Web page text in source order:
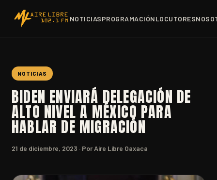
NOTICIASPROGRAMACIÓNLOCUTORES
NOTICIAS
BIDEN ENVIARÁ DELEGACIÓN DE
ALTO NIVEL A MÉXICO PARA
HABLAR DE MIGRACIÓN
21 de diciembre, 2023 · Por Aire Libre Oaxaca